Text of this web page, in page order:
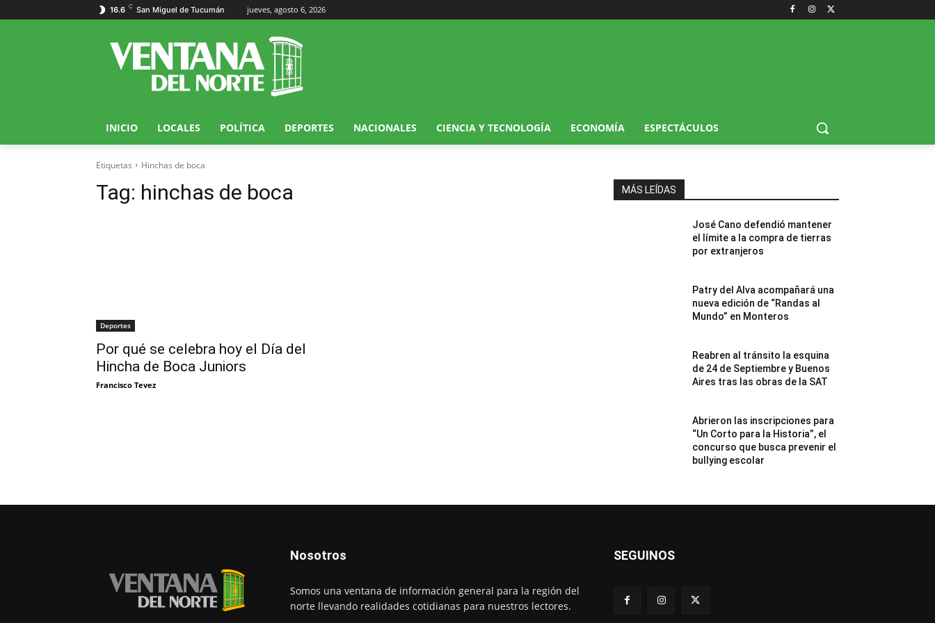
16.6 C San Miguel de Tucumán jueves, agosto 6, 2026
INICIO LOCALES POLÍTICA DEPORTES NACIONALES CIENCIA Y TECNOLOGÍA ECONOMÍA ESPECTÁCULOS
Etiquetas Hinchas de boca
Tag: hinchas de boca
Deportes
Por qué se celebra hoy el Día del
Hincha de Boca Juniors
Francisco Tevez
MÁS LEÍDAS
José Cano defendió mantener
el límite a la compra de tierras
por extranjeros
Patry del Alva acompañará una
nueva edición de “Randas al
Mundo” en Monteros
Reabren al tránsito la esquina
de 24 de Septiembre y Buenos
Aires tras las obras de la SAT
Abrieron las inscripciones para
“Un Corto para la Historia”, el
concurso que busca prevenir el
bullying escolar
Nosotros
Somos una ventana de información general para la región del
norte llevando realidades cotidianas para nuestros lectores.
SEGUINOS